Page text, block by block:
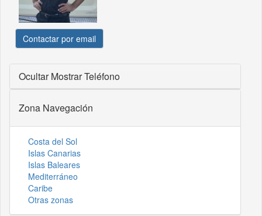
Contactar por email
Ocultar Mostrar Teléfono
Zona Navegación
Costa del Sol
Islas Canarias
Islas Baleares
Mediterráneo
Caribe
Otras zonas